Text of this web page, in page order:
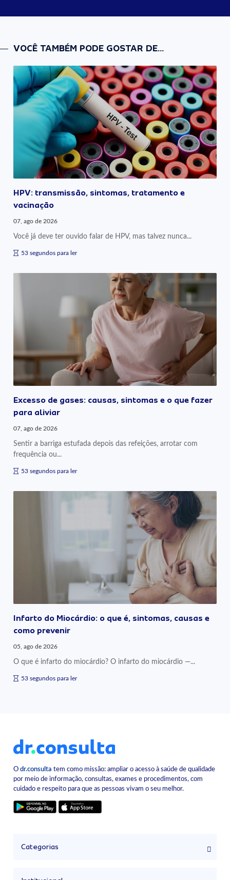
VOCÊ TAMBÉM PODE GOSTAR DE...
HPV: transmissão, sintomas, tratamento e
vacinação
07, ago de 2026
Você já deve ter ouvido falar de HPV, mas talvez nunca...
53 segundos para ler
Excesso de gases: causas, sintomas e o que fazer
para aliviar
07, ago de 2026
Sentir a barriga estufada depois das refeições, arrotar com
frequência ou...
53 segundos para ler
Infarto do Miocárdio: o que é, sintomas, causas e
como prevenir
05, ago de 2026
O que é infarto do miocárdio? O infarto do miocárdio —...
53 segundos para ler
Odr.consulta tem como missão: ampliar o acesso à saúde de qualidade
por meio de informação, consultas, exames e procedimentos, com
cuidado e respeito para que as pessoas vivam o seu melhor.
Categorias